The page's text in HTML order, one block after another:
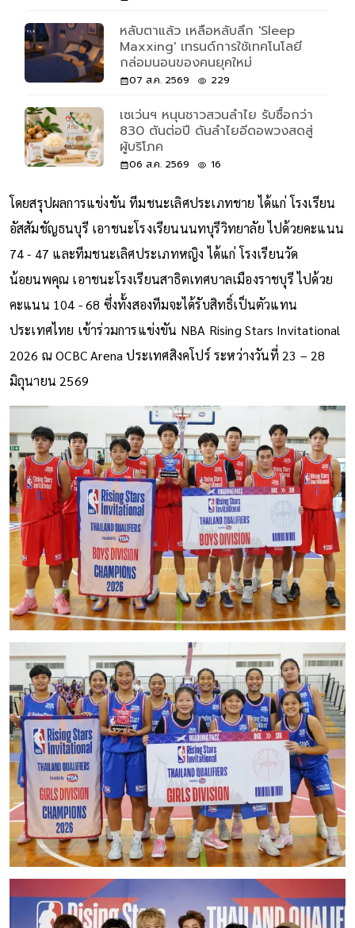
หลับตาแล้ว เหลือหลับลึก 'Sleep
Maxxing' เทรนด์การใช้เทคโนโลยี
กล่อมนอนของคนยุคใหม่
07 ส.ค. 2569 229
เซเว่นฯ หนุนชาวสวนลำไย รับซื้อกว่า
830 ตันต่อปี ดันลำไยอีดอพวงสดสู่
ผู้บริโภค
06 ส.ค. 2569 16
โดยสรุปผลการแข่งขัน ทีมชนะเลิศประเภทชาย ได้แก่ โรงเรียน
อัสสัมชัญธนบุรี เอาชนะโรงเรียนนนทบุรีวิทยาลัย ไปด้วยคะแนน
74 - 47 และทีมชนะเลิศประเภทหญิง ได้แก่ โรงเรียนวัด
น้อยนพคุณ เอาชนะโรงเรียนสาธิตเทศบาลเมืองราชบุรี ไปด้วย
คะแนน 104 - 68 ซึ่งทั้งสองทีมจะได้รับสิทธิ์เป็นตัวแทน
ประเทศไทย เข้าร่วมการแข่งขัน NBA Rising Stars Invitational
2026 ณ OCBC Arena ประเทศสิงคโปร์ ระหว่างวันที่ 23 – 28
มิถุนายน 2569